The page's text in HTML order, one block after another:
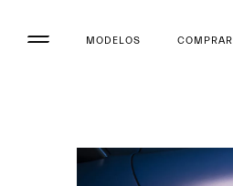
MODELOS COMPRAR